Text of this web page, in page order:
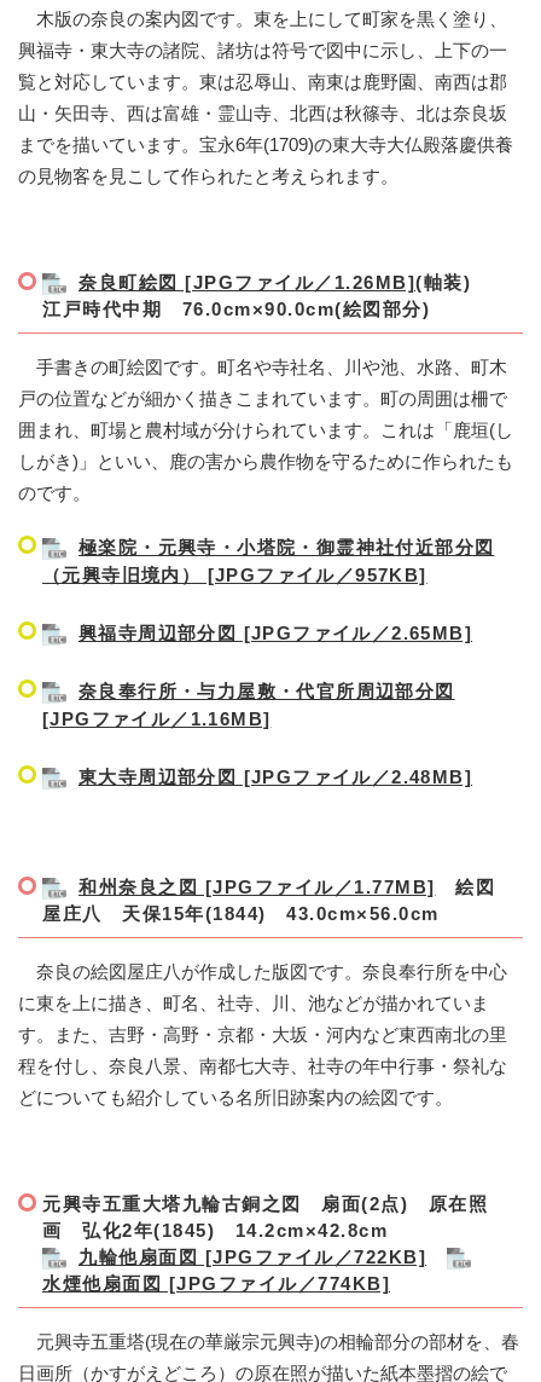
木版の奈良の案内図です。東を上にして町家を黒く塗り、
興福寺・東大寺の諸院、諸坊は符号で図中に示し、上下の一
覧と対応しています。東は忍辱山、南東は鹿野園、南西は郡
山・矢田寺、西は富雄・霊山寺、北西は秋篠寺、北は奈良坂
までを描いています。宝永6年(1709)の東大寺大仏殿落慶供養
の見物客を見こして作られたと考えられます。
奈良町絵図 [JPGファイル／1.26MB](軸装)
江戸時代中期 76.0cm×90.0cm(絵図部分)
手書きの町絵図です。町名や寺社名、川や池、水路、町木
戸の位置などが細かく描きこまれています。町の周囲は柵で
囲まれ、町場と農村域が分けられています。これは「鹿垣(し
しがき)」といい、鹿の害から農作物を守るために作られたも
のです。
極楽院・元興寺・小塔院・御霊神社付近部分図
（元興寺旧境内） [JPGファイル／957KB]
興福寺周辺部分図 [JPGファイル／2.65MB]
奈良奉行所・与力屋敷・代官所周辺部分図
[JPGファイル／1.16MB]
東大寺周辺部分図 [JPGファイル／2.48MB]
和州奈良之図 [JPGファイル／1.77MB]
絵図
屋庄八 天保15年(1844) 43.0cm×56.0cm
奈良の絵図屋庄八が作成した版図です。奈良奉行所を中心
に東を上に描き、町名、社寺、川、池などが描かれていま
す。また、吉野・高野・京都・大坂・河内など東西南北の里
程を付し、奈良八景、南都七大寺、社寺の年中行事・祭礼な
どについても紹介している名所旧跡案内の絵図です。
元興寺五重大塔九輪古銅之図 扇面(2点) 原在照
画 弘化2年(1845) 14.2cm×42.8cm
九輪他扇面図 [JPGファイル／722KB]
水煙他扇面図 [JPGファイル／774KB]
元興寺五重塔(現在の華厳宗元興寺)の相輪部分の部材を、春
日画所（かすがえどころ）の原在照が描いた紙本墨摺の絵で